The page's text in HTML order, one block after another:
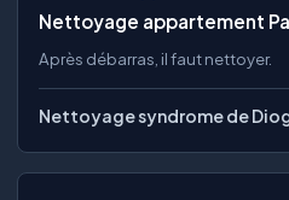
Nettoyage appartement
Après débarras, il faut nettoyer.
Nettoyage syndrome de